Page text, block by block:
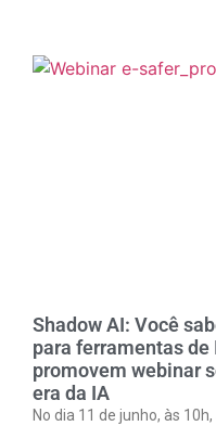
Shadow AI: Você
para ferramentas
promovem webinar
era da IA
No dia 11 de junho, às